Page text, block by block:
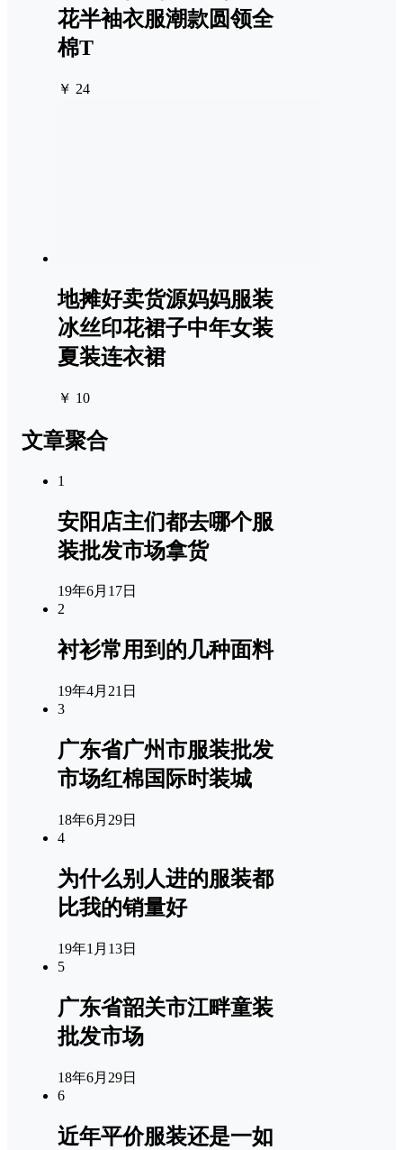
花半袖衣服潮款圆领全
棉T
￥ 24
地摊好卖货源妈妈服装
冰丝印花裙子中年女装
夏装连衣裙
￥ 10
文章聚合
1
安阳店主们都去哪个服
装批发市场拿货
19年6月17日
2
衬衫常用到的几种面料
19年4月21日
3
广东省广州市服装批发
市场红棉国际时装城
18年6月29日
4
为什么别人进的服装都
比我的销量好
19年1月13日
5
广东省韶关市江畔童装
批发市场
18年6月29日
6
近年平价服装还是一如